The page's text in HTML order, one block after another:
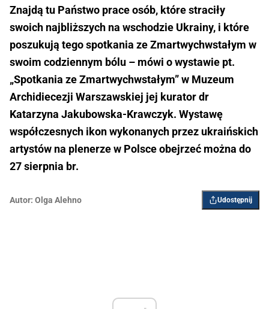
Znajdą tu Państwo prace osób, które straciły
swoich najbliższych na wschodzie Ukrainy, i które
poszukują tego spotkania ze Zmartwychwstałym w
swoim codziennym bólu – mówi o wystawie pt.
„Spotkania ze Zmartwychwstałym” w Muzeum
Archidiecezji Warszawskiej jej kurator dr
Katarzyna Jakubowska-Krawczyk. Wystawę
współczesnych ikon wykonanych przez ukraińskich
artystów na plenerze w Polsce obejrzeć można do
27 sierpnia br.
Autor: Olga Alehno Udostępnij